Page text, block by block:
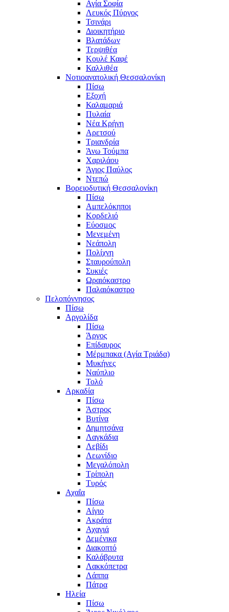
Αγία Σοφία
Λευκός Πύργος
Τσινάρι
Διοικητήριο
Βλατάδων
Τερψιθέα
Κουλέ Καφέ
Καλλιθέα
Νοτιοανατολική Θεσσαλονίκη
Πίσω
Εξοχή
Καλαμαριά
Πυλαία
Νέα Κρήνη
Αρετσού
Τριανδρία
Άνω Τούμπα
Χαριλάου
Άγιος Παύλος
Ντεπώ
Βορειοδυτική Θεσσαλονίκη
Πίσω
Αμπελόκηποι
Κορδελιό
Εύοσμος
Μενεμένη
Νεάπολη
Πολίχνη
Σταυρούπολη
Συκιές
Ωραιόκαστρο
Παλαιόκαστρο
Πελοπόννησος
Πίσω
Αργολίδα
Πίσω
Άργος
Επίδαυρος
Μέρμπακα (Αγία Τριάδα)
Μυκήνες
Ναύπλιο
Τολό
Αρκαδία
Πίσω
Άστρος
Βυτίνα
Δημητσάνα
Λαγκάδια
Λεβίδι
Λεωνίδιο
Μεγαλόπολη
Τρίπολη
Τυρός
Αχαΐα
Πίσω
Αίγιο
Ακράτα
Αχαγιά
Δεμένικα
Διακοπτό
Καλάβρυτα
Λακκόπετρα
Λάππα
Πάτρα
Ηλεία
Πίσω